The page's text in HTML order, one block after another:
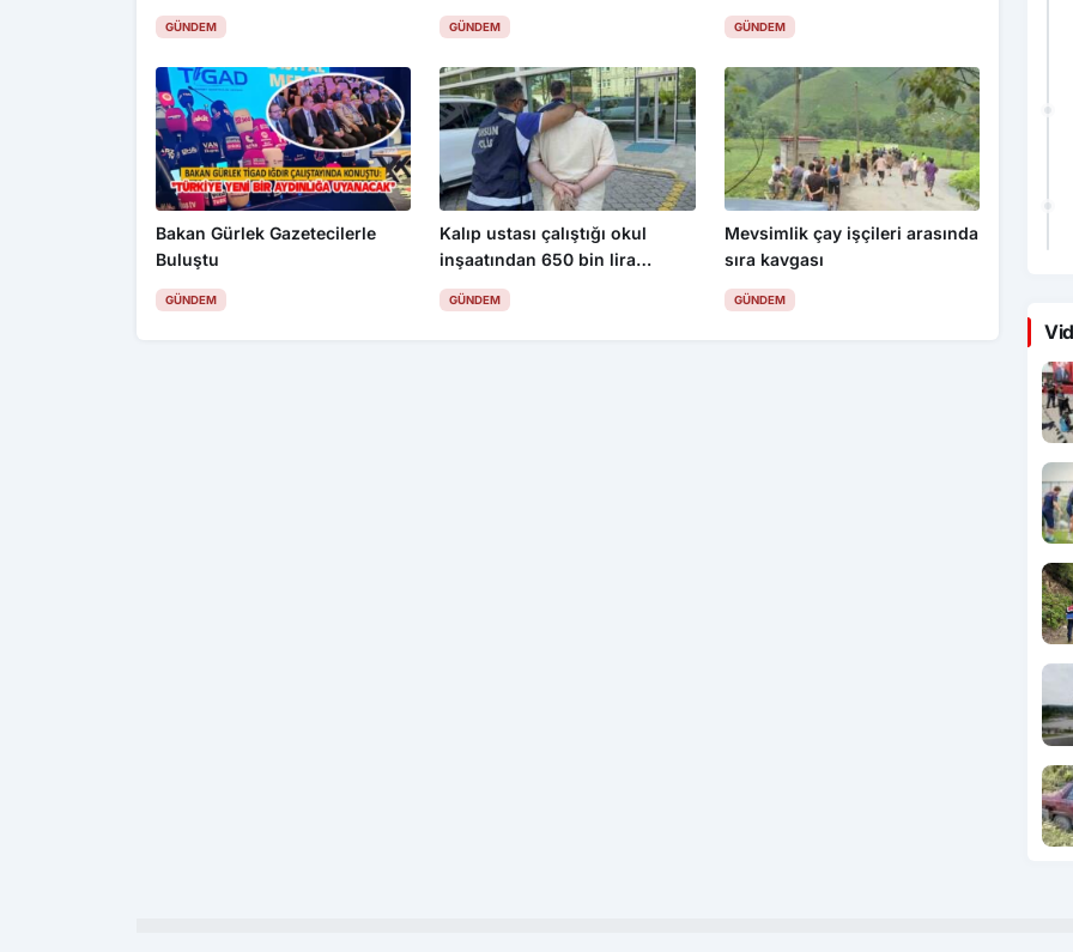
hayatını kaybettiği ortaya çıktı
GÜNDEM GÜNDEM
Kim Kaç Yaşında Emekli
Olacak?
GÜNDEM
Bakan Gürlek Gazetecilerle
Buluştu
GÜNDEM
Kalıp ustası çalıştığı okul
inşaatından 650 bin lira
değerinde kablo çaldı
GÜNDEM
Mevsimlik çay işçileri arasında
sıra kavgası
GÜNDEM